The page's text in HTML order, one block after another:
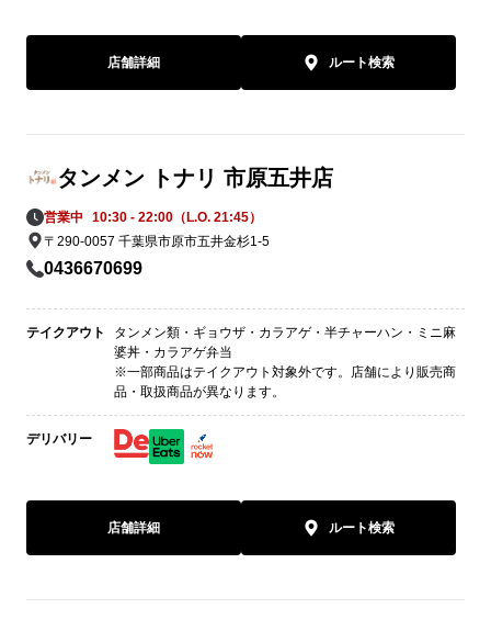
店舗詳細 ルート検索
タンメン トナリ 市原五井店
営業中
10:30 - 22:00（L.O. 21:45）
〒290-0057 千葉県市原市五井金杉1-5
0436670699
テイクアウト
タンメン類・ギョウザ・カラアゲ・半チャーハン・ミニ麻
婆丼・カラアゲ弁当
※一部商品はテイクアウト対象外です。店舗により販売商
品・取扱商品が異なります。
デリバリー
店舗詳細 ルート検索